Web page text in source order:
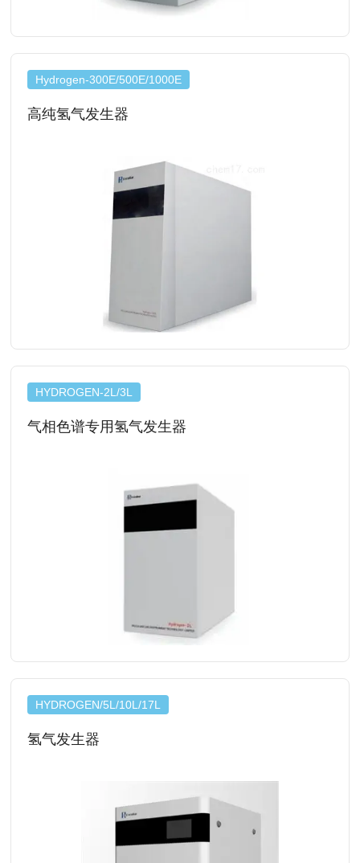
Hydrogen-300E/500E/1000E
高纯氢气发生器
HYDROGEN-2L/3L
气相色谱专用氢气发生器
HYDROGEN/5L/10L/17L
氢气发生器